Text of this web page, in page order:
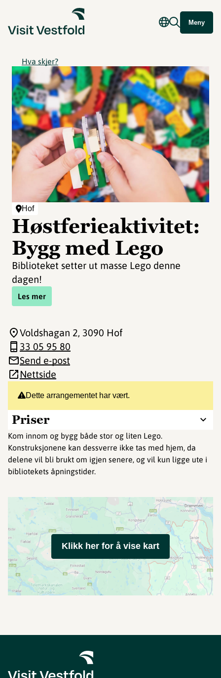
Meny
Hva skjer?
Hof
Høstferieaktivitet:
Bygg med Lego
Biblioteket setter ut masse Lego denne
dagen!
Les mer
Dette arrangementet har vært.
Priser
Kom innom og bygg både stor og liten Lego.
Konstruksjonene kan dessverre ikke tas med hjem, da
delene vil bli brukt om igjen senere, og vil kun ligge ute i
bibliotekets åpningstider.
Voldshagan 2, 3090 Hof
33 05 95 80
Send e-post
Nettside
Klikk her for å vise kart